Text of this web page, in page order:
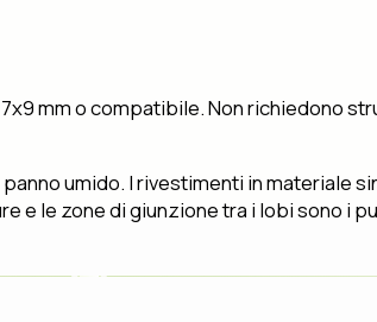
mm o compatibile. Non richiedono
umido. I rivestimenti in materiale
le zone di giunzione tra i lobi sono i